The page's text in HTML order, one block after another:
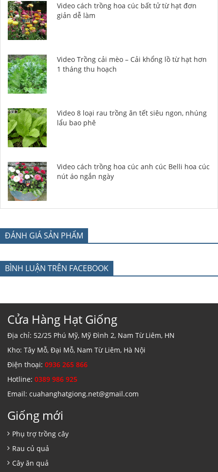
Video cách trồng hoa cúc bất tử từ hạt đơn
giản dễ làm
Video Trồng cải mèo – Cải khổng lồ từ hạt hơn
1 tháng thu hoạch
Video 8 loại rau trồng ăn tết siêu ngon, nhúng
lẩu bao phê
Video cách trồng hoa cúc anh cúc Belli hoa cúc
nút áo ngắn ngày
ĐÁNH GIÁ SẢN PHẨM
BÌNH LUẬN TRÊN FACEBOOK
Cửa Hàng Hạt Giống
Địa chỉ: 52/25 Phú Mỹ, Mỹ Đình 2, Nam Từ Liêm, HN
Kho: Tây Mỗ, Đại Mỗ, Nam Từ Liêm, Hà Nội
Điện thoại: 0936 265 866
Hotline: 0389 986 925
Email: cuahanghatgiong.net@gmail.com
Giống mới
Phụ trợ trồng cây
Rau củ quả
Cây ăn quả